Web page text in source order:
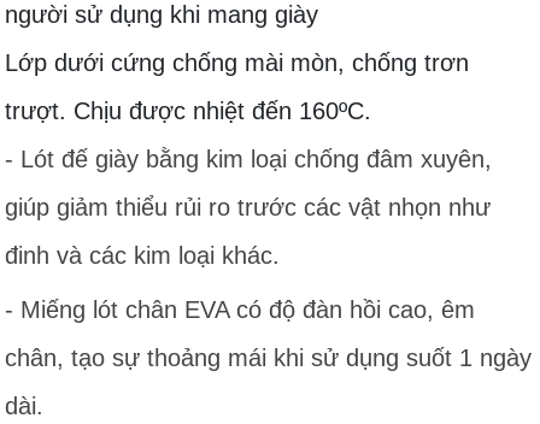
người sử dụng khi mang giày
Lớp dưới cứng chống mài mòn, chống trơn
trượt. Chịu được nhiệt đến 160ºC.
- Lót đế giày bằng kim loại chống đâm xuyên,
giúp giảm thiểu rủi ro trước các vật nhọn như
đinh và các kim loại khác.
- Miếng lót chân EVA có độ đàn hồi cao, êm
chân, tạo sự thoảng mái khi sử dụng suốt 1 ngày
dài.